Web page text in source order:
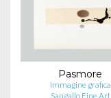
Pasmore
Immagine grafica
Sangallo Fine Art